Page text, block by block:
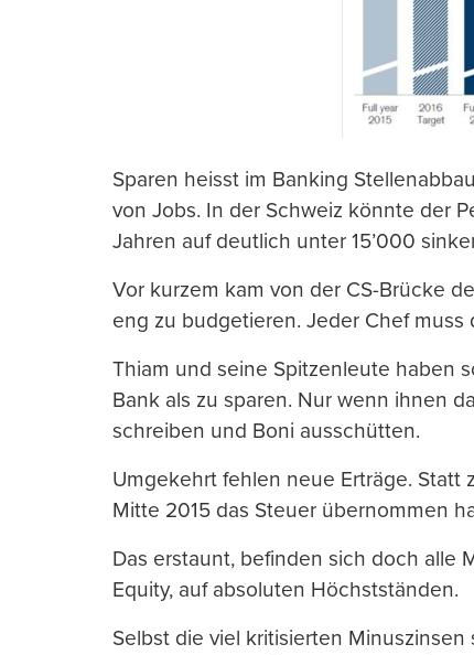
Sparen heisst im Banking
von Jobs. In der Schweiz könnte der
Jahren auf deutlich unter 15’000
Vor kurzem kam von der CS-Brücke
eng zu budgetieren. Jeder Chef
Thiam und seine Spitzenleute haben
Bank als zu sparen. Nur wenn ihnen
schreiben und Boni ausschütten.
Umgekehrt fehlen neue Erträge. Statt
Mitte 2015 das Steuer übernommen
Das erstaunt, befinden sich doch alle
Equity, auf absoluten Höchstständen.
Selbst die viel kritisierten